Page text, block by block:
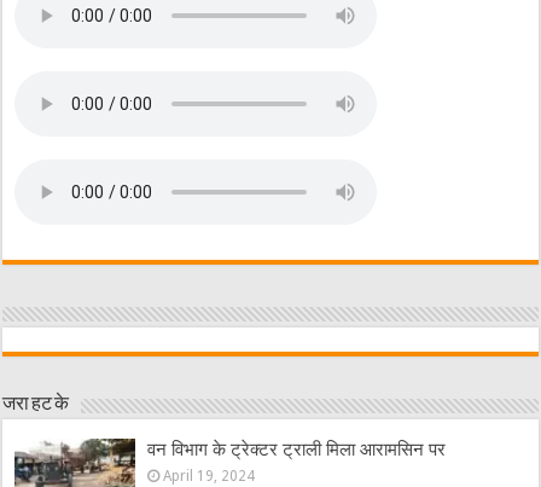
जरा हट के
वन विभाग के ट्रेक्टर ट्राली मिला आरामसिन पर
April 19, 2024